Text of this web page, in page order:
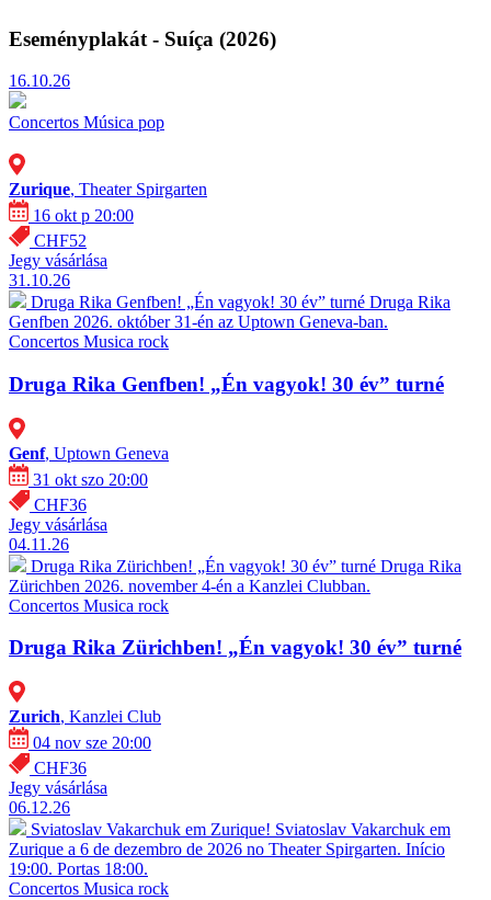
Eseményplakát - Suíça (2026)
16.10.26
Concertos Música pop
Zurique, Theater Spirgarten
16 okt p 20:00
CHF52
Jegy vásárlása
31.10.26
Druga Rika Genfben! „Én vagyok! 30 év” turné Druga Rika
Genfben 2026. október 31-én az Uptown Geneva-ban.
Concertos Musica rock
Druga Rika Genfben! „Én vagyok! 30 év” turné
Genf, Uptown Geneva
31 okt szo 20:00
CHF36
Jegy vásárlása
04.11.26
Druga Rika Zürichben! „Én vagyok! 30 év” turné Druga Rika
Zürichben 2026. november 4-én a Kanzlei Clubban.
Concertos Musica rock
Druga Rika Zürichben! „Én vagyok! 30 év” turné
Zurich, Kanzlei Club
04 nov sze 20:00
CHF36
Jegy vásárlása
06.12.26
Sviatoslav Vakarchuk em Zurique! Sviatoslav Vakarchuk em
Zurique a 6 de dezembro de 2026 no Theater Spirgarten. Início
19:00. Portas 18:00.
Concertos Musica rock